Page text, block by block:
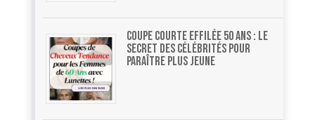
Coupe courte effilée 50 ans : le
secret des célébrités pour
paraître plus jeune